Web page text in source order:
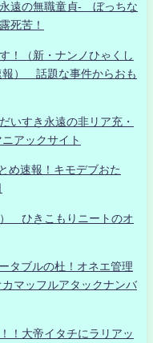
遠の無職童貞- ぼっちな
死苦！
！（新・ナンノひゃくし
報） 話題な事件からおも
いすき永遠の非リア充・
アックサイト
め速報！キモデブおた
ひきこもりニートのオ
タブルの杜！オネエ管理
マッフルアタックナンバ
！大帝イタチにラリアッ